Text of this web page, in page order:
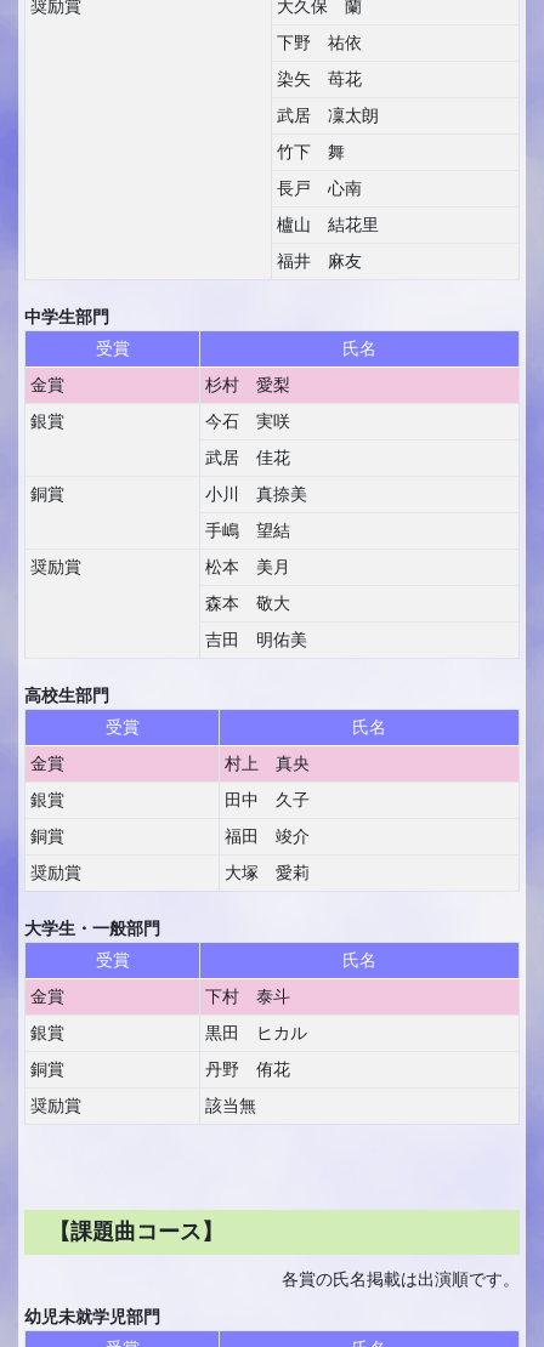
奨励賞
大久保 蘭
下野 祐依
染矢 苺花
武居 凜太朗
竹下 舞
長戸 心南
櫨山 結花里
福井 麻友
中学生部門
受賞
氏名
金賞
杉村 愛梨
銀賞
今石 実咲
武居 佳花
銅賞
小川 真捺美
手嶋 望結
奨励賞
松本 美月
森本 敬大
吉田 明佑美
高校生部門
受賞
氏名
金賞
村上 真央
銀賞
田中 久子
銅賞
福田 竣介
奨励賞
大塚 愛莉
大学生・一般部門
受賞
氏名
金賞
下村 泰斗
銀賞
黒田 ヒカル
銅賞
丹野 侑花
奨励賞
該当無
【課題曲コース】
各賞の氏名掲載は出演順です。
幼児未就学児部門